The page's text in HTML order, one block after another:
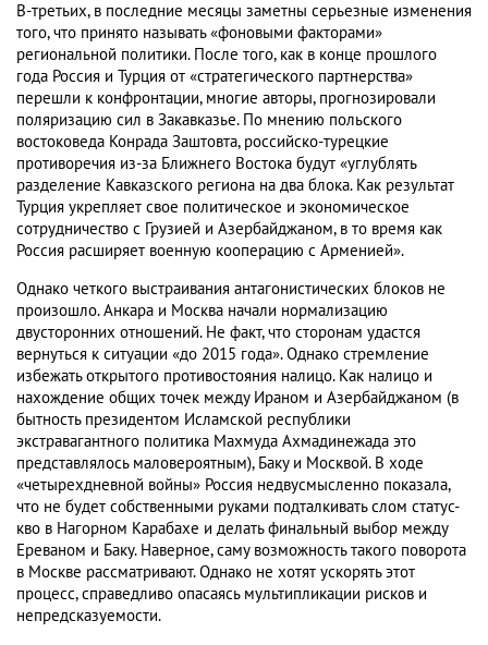
В-третьих, в последние месяцы заметны серьезные изменения
того, что принято называть «фоновыми факторами»
региональной политики. После того, как в конце прошлого
года Россия и Турция от «стратегического партнерства»
перешли к конфронтации, многие авторы, прогнозировали
поляризацию сил в Закавказье. По мнению польского
востоковеда Конрада Заштовта, российско-турецкие
противоречия из-за Ближнего Востока будут «углублять
разделение Кавказского региона на два блока. Как результат
Турция укрепляет свое политическое и экономическое
сотрудничество с Грузией и Азербайджаном, в то время как
Россия расширяет военную кооперацию с Арменией».
Однако четкого выстраивания антагонистических блоков не
произошло. Анкара и Москва начали нормализацию
двусторонних отношений. Не факт, что сторонам удастся
вернуться к ситуации «до 2015 года». Однако стремление
избежать открытого противостояния налицо. Как налицо и
нахождение общих точек между Ираном и Азербайджаном (в
бытность президентом Исламской республики
экстравагантного политика Махмуда Ахмадинежада это
представлялось маловероятным), Баку и Москвой. В ходе
«четырехдневной войны» Россия недвусмысленно показала,
что не будет собственными руками подталкивать слом статус-
кво в Нагорном Карабахе и делать финальный выбор между
Ереваном и Баку. Наверное, саму возможность такого поворота
в Москве рассматривают. Однако не хотят ускорять этот
процесс, справедливо опасаясь мультипликации рисков и
непредсказуемости.